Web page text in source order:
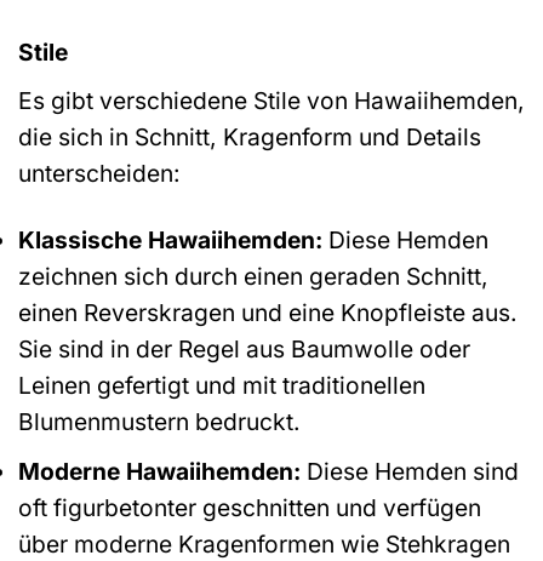
Stile
Es gibt verschiedene Stile von Hawaiihemden,
die sich in Schnitt, Kragenform und Details
unterscheiden:
Klassische Hawaiihemden: Diese Hemden
zeichnen sich durch einen geraden Schnitt,
einen Reverskragen und eine Knopfleiste aus.
Sie sind in der Regel aus Baumwolle oder
Leinen gefertigt und mit traditionellen
Blumenmustern bedruckt.
Moderne Hawaiihemden: Diese Hemden sind
oft figurbetonter geschnitten und verfügen
über moderne Kragenformen wie Stehkragen